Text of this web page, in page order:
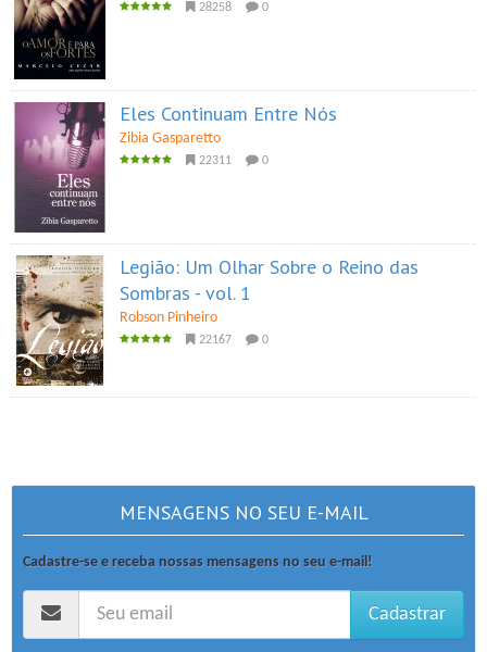
28258 0
Eles Continuam Entre Nós
Zibia Gasparetto
22311 0
Legião: Um Olhar Sobre o Reino das
Sombras - vol. 1
Robson Pinheiro
22167 0
MENSAGENS NO SEU E-MAIL
Cadastre-se e receba nossas mensagens no seu e-mail!
Cadastrar